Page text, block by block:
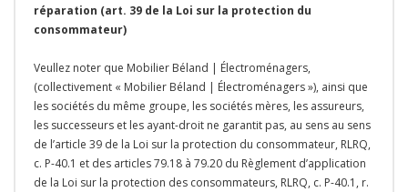
réparation (art. 39 de la Loi sur la protection du
consommateur)
Veullez noter que Mobilier Béland | Électroménagers,
(collectivement « Mobilier Béland | Électroménagers »), ainsi que
les sociétés du même groupe, les sociétés mères, les assureurs,
les successeurs et les ayant-droit ne garantit pas, au sens au sens
de l’article 39 de la Loi sur la protection du consommateur, RLRQ,
c. P-40.1 et des articles 79.18 à 79.20 du Règlement d’application
de la Loi sur la protection des consommateurs, RLRQ, c. P-40.1, r.